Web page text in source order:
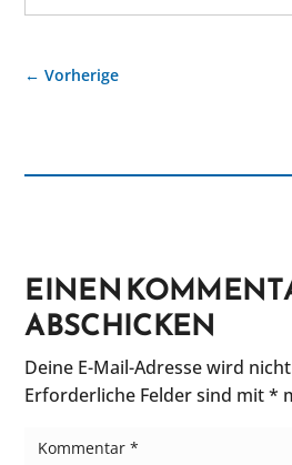
←Vorherige
EINEN
ABSCHICKEN
Deine E-Mail-Adresse wird
Erforderliche Felder sind mit*